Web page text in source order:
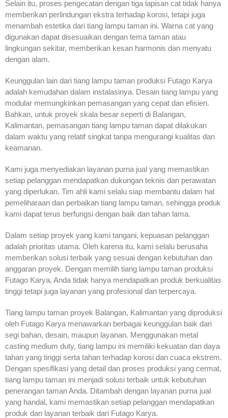
Selain itu, proses pengecatan dengan tiga lapisan cat tidak hanya
memberikan perlindungan ekstra terhadap korosi, tetapi juga
menambah estetika dari tiang lampu taman ini. Warna cat yang
digunakan dapat disesuaikan dengan tema taman atau
lingkungan sekitar, memberikan kesan harmonis dan menyatu
dengan alam.
Keunggulan lain dari tiang lampu taman produksi Futago Karya
adalah kemudahan dalam instalasinya. Desain tiang lampu yang
modular memungkinkan pemasangan yang cepat dan efisien.
Bahkan, untuk proyek skala besar seperti di Balangan,
Kalimantan, pemasangan tiang lampu taman dapat dilakukan
dalam waktu yang relatif singkat tanpa mengurangi kualitas dan
keamanan.
Kami juga menyediakan layanan purna jual yang memastikan
setiap pelanggan mendapatkan dukungan teknis dan perawatan
yang diperlukan. Tim ahli kami selalu siap membantu dalam hal
pemeliharaan dan perbaikan tiang lampu taman, sehingga produk
kami dapat terus berfungsi dengan baik dan tahan lama.
Dalam setiap proyek yang kami tangani, kepuasan pelanggan
adalah prioritas utama. Oleh karena itu, kami selalu berusaha
memberikan solusi terbaik yang sesuai dengan kebutuhan dan
anggaran proyek. Dengan memilih tiang lampu taman produksi
Futago Karya, Anda tidak hanya mendapatkan produk berkualitas
tinggi tetapi juga layanan yang profesional dan terpercaya.
Tiang lampu taman proyek Balangan, Kalimantan yang diproduksi
oleh Futago Karya menawarkan berbagai keunggulan baik dari
segi bahan, desain, maupun layanan. Menggunakan metal
casting medium duty, tiang lampu ini memiliki kekuatan dan daya
tahan yang tinggi serta tahan terhadap korosi dan cuaca ekstrem.
Dengan spesifikasi yang detail dan proses produksi yang cermat,
tiang lampu taman ini menjadi solusi terbaik untuk kebutuhan
penerangan taman Anda. Ditambah dengan layanan purna jual
yang handal, kami memastikan setiap pelanggan mendapatkan
produk dan layanan terbaik dari Futago Karya.